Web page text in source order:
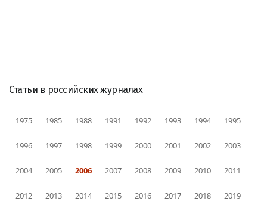
Статьи в российских журналах
1975 1985 1988 1991 1992 1993 1994 1995
1996 1997 1998 1999 2000 2001 2002 2003
2004 2005 2006 2007 2008 2009 2010 2011
2012 2013 2014 2015 2016 2017 2018 2019